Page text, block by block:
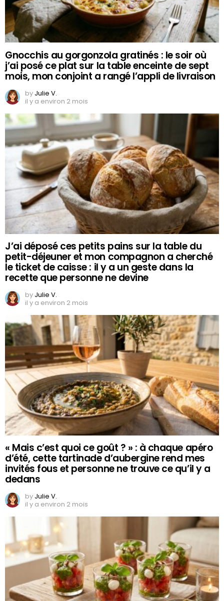
Gnocchis au gorgonzola gratinés : le soir où
j’ai posé ce plat sur la table enceinte de sept
mois, mon conjoint a rangé l’appli de livraison
by Julie V.
il y a environ 2 mois
J’ai déposé ces petits pains sur la table du
petit-déjeuner et mon compagnon a cherché
le ticket de caisse : il y a un geste dans la
recette que personne ne devine
by Julie V.
il y a environ 2 mois
« Mais c’est quoi ce goût ? » : à chaque apéro
d’été, cette tartinade d’aubergine rend mes
invités fous et personne ne trouve ce qu’il y a
dedans
by Julie V.
il y a environ 2 mois